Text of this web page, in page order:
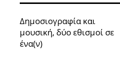
Δημοσιογραφία και
μουσική, δύο εθισμοί σε
ένα(ν)